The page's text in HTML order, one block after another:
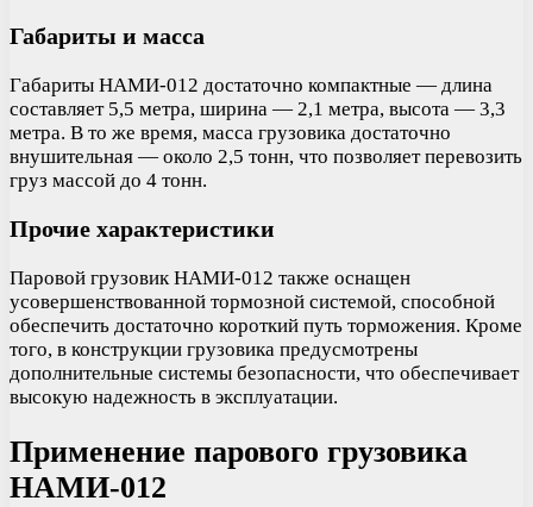
Габариты и масса
Габариты НАМИ-012 достаточно компактные — длина
составляет 5,5 метра, ширина — 2,1 метра, высота — 3,3
метра. В то же время, масса грузовика достаточно
внушительная — около 2,5 тонн, что позволяет перевозить
груз массой до 4 тонн.
Прочие характеристики
Паровой грузовик НАМИ-012 также оснащен
усовершенствованной тормозной системой, способной
обеспечить достаточно короткий путь торможения. Кроме
того, в конструкции грузовика предусмотрены
дополнительные системы безопасности, что обеспечивает
высокую надежность в эксплуатации.
Применение парового грузовика
НАМИ-012